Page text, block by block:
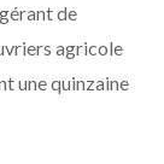
de
agricole
une quinzaine